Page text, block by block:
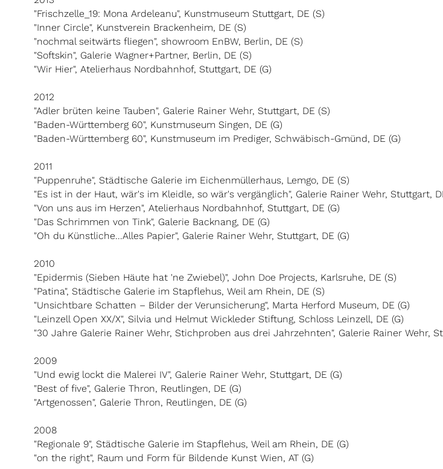
"Frischzelle_19: Mona Ardeleanu", Kunstmuseum Stuttgart, DE (S)
"Inner Circle", Kunstverein Brackenheim, DE (S)
"nochmal seitwärts fliegen", showroom EnBW, Berlin, DE (S)
"Softskin", Galerie Wagner+Partner, Berlin, DE (S)
"Wir Hier", Atelierhaus Nordbahnhof, Stuttgart, DE (G)
2012
"Adler brüten keine Tauben", Galerie Rainer Wehr, Stuttgart, DE (S)
"Baden-Württemberg 60", Kunstmuseum Singen, DE (G)
"Baden-Württemberg 60", Kunstmuseum im Prediger, Schwäbisch-Gmünd, DE (G)
2011
"Puppenruhe", Städtische Galerie im Eichenmüllerhaus, Lemgo, DE (S)
"Es ist in der Haut, wär's im Kleidle, so wär's vergänglich", Galerie Rainer Wehr, Stuttgart,
"Von uns aus im Herzen", Atelierhaus Nordbahnhof, Stuttgart, DE (G)
"Das Schrimmen von Tink", Galerie Backnang, DE (G)
"Oh du Künstliche...Alles Papier", Galerie Rainer Wehr, Stuttgart, DE (G)
2010
"Epidermis (Sieben Häute hat 'ne Zwiebel)", John Doe Projects, Karlsruhe, DE (S)
"Patina", Städtische Galerie im Stapflehus, Weil am Rhein, DE (S)
"Unsichtbare Schatten – Bilder der Verunsicherung", Marta Herford Museum, DE (G)
"Leinzell Open XX/X", Silvia und Helmut Wickleder Stiftung, Schloss Leinzell, DE (G)
"30 Jahre Galerie Rainer Wehr, Stichproben aus drei Jahrzehnten", Galerie Rainer Wehr,
2009
"Und ewig lockt die Malerei IV", Galerie Rainer Wehr, Stuttgart, DE (G)
"Best of five", Galerie Thron, Reutlingen, DE (G)
"Artgenossen", Galerie Thron, Reutlingen, DE (G)
2008
"Regionale 9", Städtische Galerie im Stapflehus, Weil am Rhein, DE (G)
"on the right", Raum und Form für Bildende Kunst Wien, AT (G)